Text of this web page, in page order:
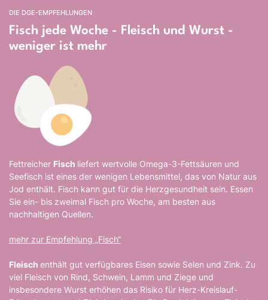
DIE DGE-EMPFEHLUNGEN
Fisch jede Woche - Fleisch und Wurst -
weniger ist mehr
Fettreicher Fisch liefert wertvolle Omega-3-Fettsäuren und
Seefisch ist eines der wenigen Lebensmittel, das von Natur aus
Jod enthält. Fisch kann gut für die Herzgesundheit sein. Essen
Sie ein- bis zweimal Fisch pro Woche, am besten aus
nachhaltigen Quellen.
mehr zur Empfehlung „Fisch“
Fleisch enthält gut verfügbares Eisen sowie Selen und Zink. Zu
viel Fleisch von Rind, Schwein, Lamm und Ziege und
insbesondere Wurst erhöhen das Risiko für Herz-Kreislauf-